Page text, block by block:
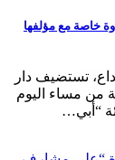
خاصة مع مؤلفها
تستضيف دار
من مساء اليوم